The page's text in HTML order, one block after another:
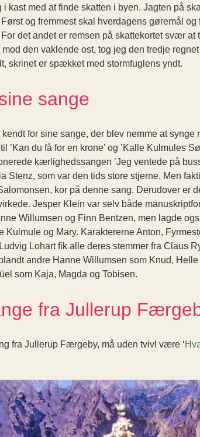
i kast med at finde skatten i byen. Jagten på
og fremmest skal hverdagens gøremål og
det andet er remsen på skattekortet svær at
mod den vaklende ost, tog jeg den tredje
skrinet er spækket med stormfuglens yndt.
sange
for sine sange, der blev nemme at synge
’Kan du få for en krone’ og ’Kalle Kulmules
kærlighedssangen ’Jeg ventede på
Stenz, som var den tids store stjerne. Men
kor på denne sang. Derudover er
Jesper Klein var selv både
Willumsen og Finn Bentzen, men lagde
Kulmule og Mary. Karaktererne Anton,
Lohart fik alle deres stemmer fra Claus
andre Hanne Willumsen som Knud, Helle
som Kaja, Magda og Tobisen.
fra Jullerup
fra Jullerup Færgeby, må uden tvivl være ‘